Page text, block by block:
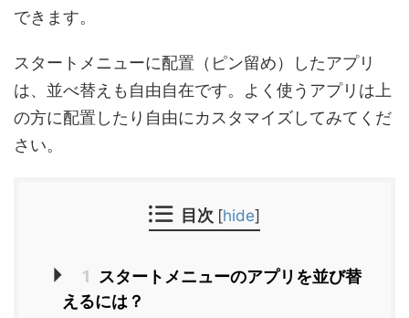
できます。
スタートメニューに配置（ピン留め）したアプリ
は、並べ替えも自由自在です。よく使うアプリは上
の方に配置したり自由にカスタマイズしてみてくだ
さい。
目次 [hide]
1
スタートメニューのアプリを並び替
えるには？